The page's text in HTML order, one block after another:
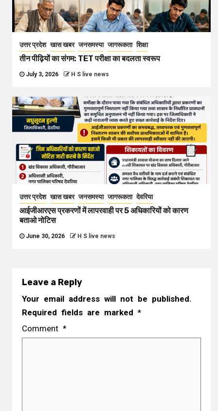
उत्तर प्रदेश खास खबर जनसमस्या जागरूकता शिक्षा
तीन पीढ़ियों का संगम: TET परीक्षा का बदलता स्वरूप
July 3, 2026 H S live news
उत्तर प्रदेश खास खबर जनसमस्या जागरूकता देवरिया
आईजीआरएस प्रकरणों में लापरवाही पर 5 अधिकारियों को कारण
बताओ नोटिस
June 30, 2026 H S live news
Leave a Reply
Your email address will not be published.
Required fields are marked *
Comment *